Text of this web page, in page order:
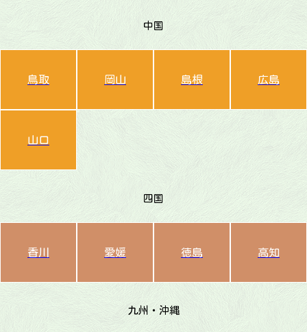
中国
鳥取 岡山 島根 広島
山口
四国
香川 愛媛 徳島 高知
九州・沖縄